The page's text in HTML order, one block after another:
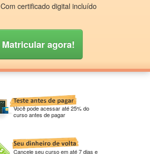
Com certificado digital incluído
Matricular agora!
Você pode acessar até 25% do
curso antes de pagar
Cancele seu curso em até 7 dias e